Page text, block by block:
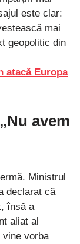
este clar:
mai
geopolitic din
atacă Europa
avem
Ministrul
declarat că
însă a
aliat al
vine vorba